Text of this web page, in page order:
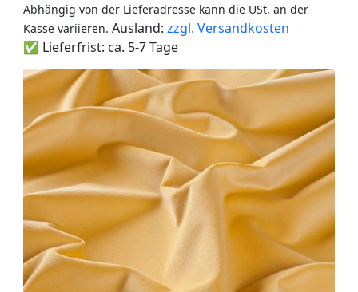
Abhängig von der Lieferadresse kann die USt. an der
Kasse variieren. Ausland: zzgl. Versandkosten
✅ Lieferfrist: ca. 5-7 Tage